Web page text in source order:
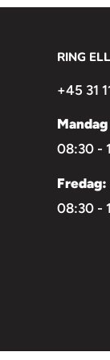
RING
+45 31
08:30 -
Fredag:
08:30 -